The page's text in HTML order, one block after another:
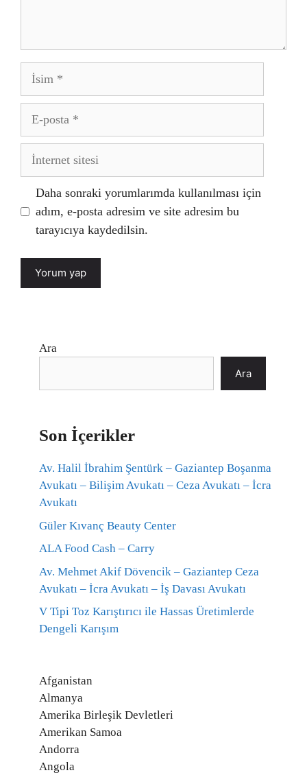
İsim
posta
İnternet
Daha sonraki yorumlarımda kullanılması için
adım, e-posta adresim ve site adresim bu
tarayıcıya kaydedilsin.
Ara
Ara
Son İçerikler
Av. Halil İbrahim Şentürk – Gaziantep Boşanma
Avukatı – Bilişim Avukatı – Ceza Avukatı – İcra
Avukatı
Güler Kıvanç Beauty Center
ALA Food Cash – Carry
Av. Mehmet Akif Dövencik – Gaziantep Ceza
Avukatı – İcra Avukatı – İş Davası Avukatı
V Tipi Toz Karıştırıcı ile Hassas Üretimlerde
Dengeli Karışım
Afganistan
Almanya
Amerika Birleşik Devletleri
Amerikan Samoa
Andorra
Angola